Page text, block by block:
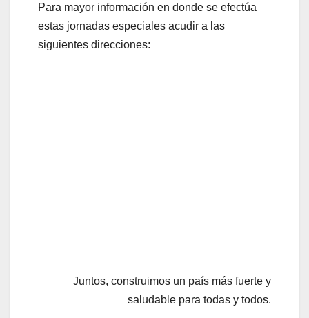
Para mayor información en donde se efectúa
estas jornadas especiales acudir a las
siguientes direcciones:
Juntos, construimos un país más fuerte y
saludable para todas y todos.